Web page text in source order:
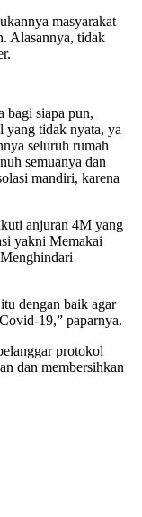
masyarakat
Alasannya, tidak
bagi siapa pun,
yang tidak nyata, ya
seluruh rumah
semuanya dan
mandiri, karena
anjuran 4M yang
yakni Memakai
dengan baik agar
19,” paparnya.
protokol
dan membersihkan